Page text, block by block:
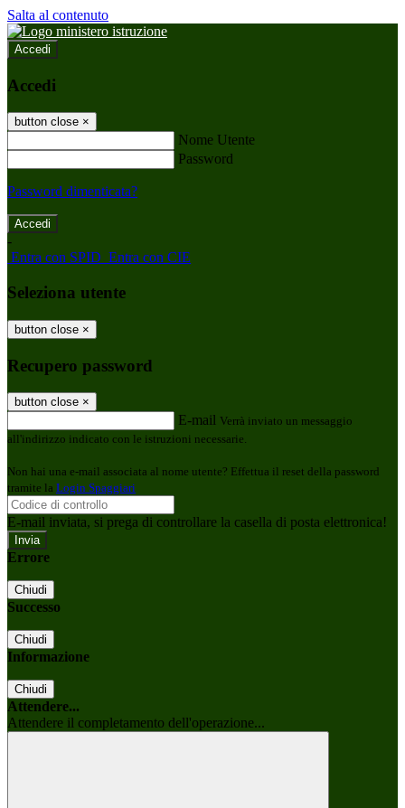
Salta al contenuto
Accedi
Accedi
button close ×
Nome Utente
Password
Password dimenticata?
-
Entra con SPID Entra con CIE
Seleziona utente
button close ×
Recupero password
button close ×
E-mail Verrà inviato un messaggio
all'indirizzo indicato con le istruzioni necessarie.
Non hai una e-mail associata al nome utente? Effettua il reset della password
tramite la Login Spaggiari
E-mail inviata, si prega di controllare la casella di posta elettronica!
Errore
Chiudi
Successo
Chiudi
Informazione
Chiudi
Attendere...
Attendere il completamento dell'operazione...